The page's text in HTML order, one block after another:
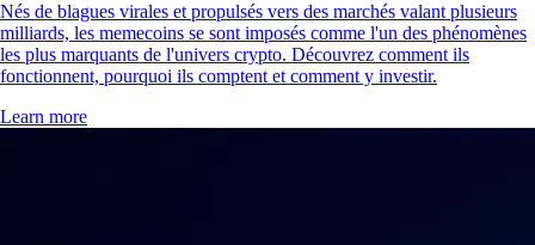
Nés de blagues virales et propulsés vers des marchés valant plusieurs
milliards, les memecoins se sont imposés comme l'un des phénomènes
les plus marquants de l'univers crypto. Découvrez comment ils
fonctionnent, pourquoi ils comptent et comment y investir.
Learn more